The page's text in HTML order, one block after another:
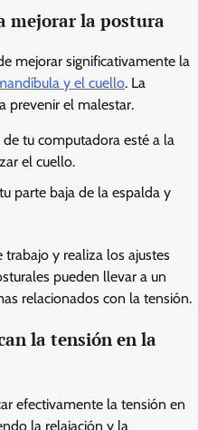
mejorar la postura
mejorar significativamente la
y el cuello. La
prevenir el malestar.
tu computadora esté a la
el cuello.
parte baja de la espalda y
trabajo y realiza los ajustes
pueden llevar a un
relacionados con la tensión.
la tensión en la
efectivamente la tensión en
la relajación y la